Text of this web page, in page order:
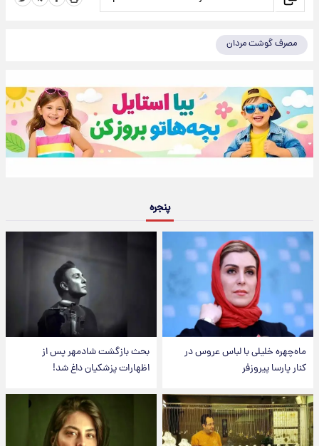
مصرف گوشت مردان
پنجره
ماه‌چهره خلیلی با لباس عروس در
کنار پارسا پیروزفر
بحث بازگشت شادمهر پس از
اظهارات پزشکیان داغ شد!